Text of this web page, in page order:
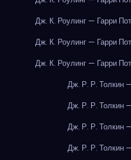
Дж. К. Роулинг — Гарри
Дж. К. Роулинг — Гарри
Дж. К. Роулинг — Гарри
Дж. Р. Р. Толкин
Дж. Р. Р. Толкин
Дж. Р. Р. Толкин
Дж. Р. Р. Толкин